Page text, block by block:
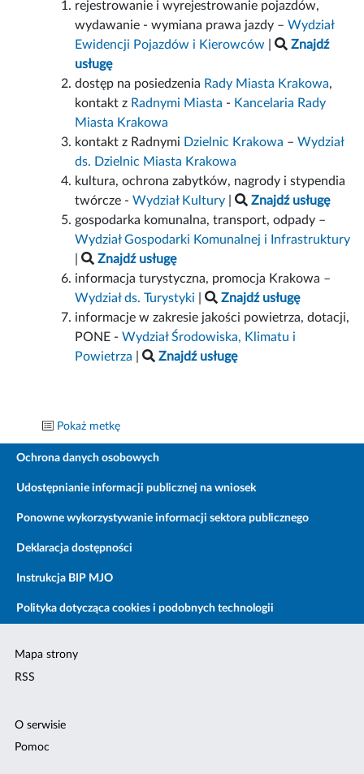
rejestrowanie i wyrejestrowanie pojazdów,
wydawanie - wymiana prawa jazdy –Wydział
Ewidencji Pojazdów i Kierowców |
Znajdź
usługę
dostęp na posiedzenia Rady Miasta Krakowa,
kontakt z Radnymi Miasta - Kancelaria Rady
Miasta Krakowa
kontakt z Radnymi Dzielnic Krakowa –Wydział
ds. Dzielnic Miasta Krakowa
kultura, ochrona zabytków, nagrody i stypendia
twórcze -Wydział Kultury |
Znajdź usługę
gospodarka komunalna, transport, odpady –
Wydział Gospodarki Komunalnej i Infrastruktury
|
Znajdź usługę
informacja turystyczna, promocja Krakowa –
Wydział ds. Turystyki |
Znajdź usługę
informacje w zakresie jakości powietrza, dotacji,
PONE -Wydział Środowiska, Klimatu i
Powietrza | Znajdź usługę
Pokaż metkę
Ochrona danych osobowych
Udostępnianie informacji publicznej na wniosek
Ponowne wykorzystywanie informacji sektora publicznego
Deklaracja dostępności
Instrukcja BIP MJO
Polityka dotycząca cookies i podobnych technologii
Mapa strony
RSS
O serwisie
Pomoc